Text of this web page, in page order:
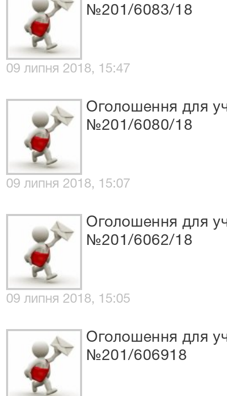
№201/6083/18
09 липня 2018, 15:47
Оголошення для
№201/6080/18
09 липня 2018, 15:07
Оголошення для
№201/6062/18
09 липня 2018, 15:05
Оголошення для
№201/606918